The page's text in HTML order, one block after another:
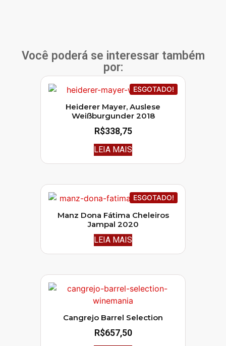
Você poderá se interessar também
por:
ESGOTADO!
Heiderer Mayer, Auslese
Weißburgunder 2018
R$338,75
LEIA MAIS
ESGOTADO!
Manz Dona Fátima Cheleiros
Jampal 2020
LEIA MAIS
Cangrejo Barrel Selection
R$657,50